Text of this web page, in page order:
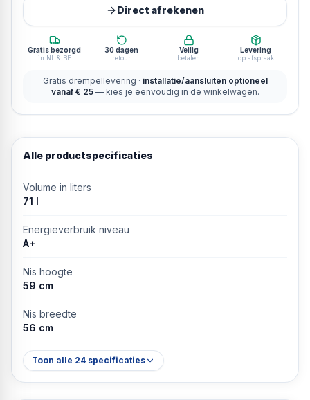
Direct afrekenen
Gratis bezorgd
in NL & BE
30 dagen
retour
Veilig
betalen
Levering
op afspraak
Gratis drempellevering · installatie/aansluiten optioneel
vanaf € 25 — kies je eenvoudig in de winkelwagen.
Alle productspecificaties
Volume in liters
71 l
Energieverbruik niveau
A+
Nis hoogte
59 cm
Nis breedte
56 cm
Toon alle 24 specificaties